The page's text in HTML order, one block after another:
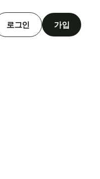
로그인 가입